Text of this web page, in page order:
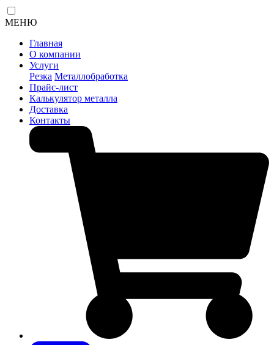
МЕНЮ
Главная
О компании
Услуги
Резка Металлобработка
Прайс-лист
Калькулятор металла
Доставка
Контакты